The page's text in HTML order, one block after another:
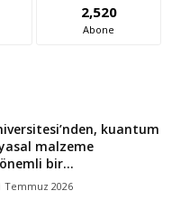
2,520
Abone
kuantum
malzeme
bir...
Temmuz 2026